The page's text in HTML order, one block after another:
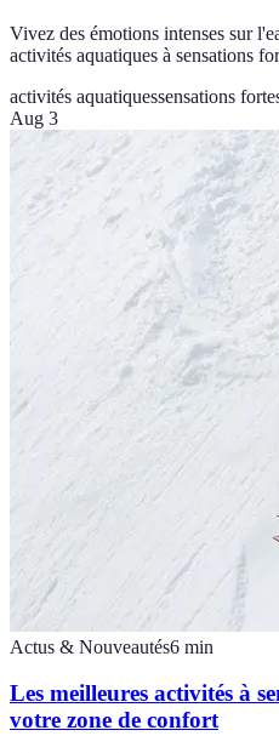
Vivez des émotions intenses sur
activités aquatiques à sensations
activités aquatiquessensations
Aug 3
Actus & Nouveautés6 min
Les meilleures activités à
votre zone de confort